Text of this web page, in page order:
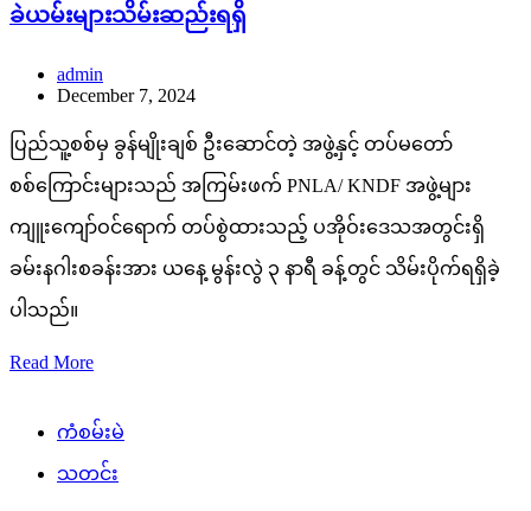
ခဲယမ်းများသိမ်းဆည်းရရှိ
admin
December 7, 2024
ပြည်သူ့စစ်မှ ခွန်မျိုးချစ် ဦးဆောင်တဲ့ အဖွဲ့နှင့် တပ်မတော်
စစ်ကြောင်းများသည် အကြမ်းဖက် PNLA/ KNDF အဖွဲ့များ
ကျူးကျော်ဝင်ရောက် တပ်စွဲထားသည့် ပအိုဝ်းဒေသအတွင်းရှိ
ခမ်းနဂါးစခန်းအား ယနေ့ မွန်းလွဲ ၃ နာရီ ခန့်တွင် သိမ်းပိုက်ရရှိခဲ့
ပါသည်။
Read More
ကံစမ်းမဲ
သတင်း